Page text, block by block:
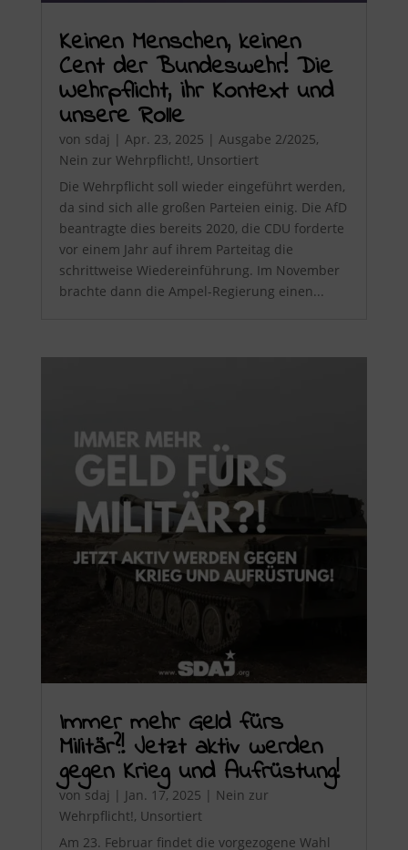
Keinen Menschen, keinen
Cent der Bundeswehr! Die
Wehrpflicht, ihr Kontext und
unsere Rolle
von sdaj | Apr. 23, 2025 | Ausgabe 2/2025,
Nein zur Wehrpflicht!, Unsortiert
Die Wehrpflicht soll wieder eingeführt werden,
da sind sich alle großen Parteien einig. Die AfD
beantragte dies bereits 2020, die CDU forderte
vor einem Jahr auf ihrem Parteitag die
schrittweise Wiedereinführung. Im November
brachte dann die Ampel-Regierung einen...
Immer mehr Geld fürs
Militär?! Jetzt aktiv werden
gegen Krieg und Aufrüstung!
von sdaj | Jan. 17, 2025 | Nein zur
Wehrpflicht!, Unsortiert
Am 23. Februar findet die vorgezogene Wahl